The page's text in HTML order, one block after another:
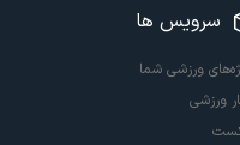
سرویس ها
ورزشی شما
ورزشی